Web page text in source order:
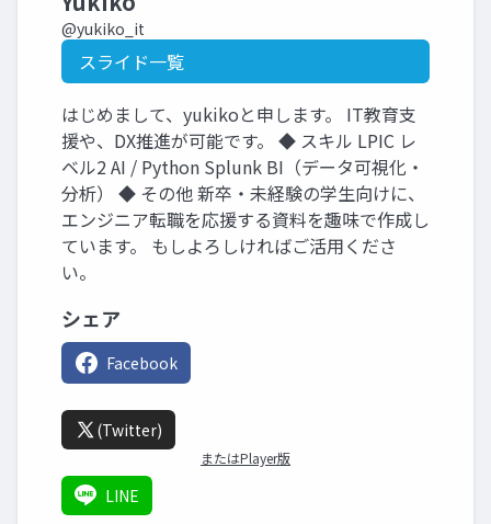
@yukiko_it
スライド一覧
はじめまして、yukikoと申します。 IT教育支
援や、DX推進が可能です。 ◆ スキル LPIC レ
ベル2 AI / Python Splunk BI（データ可視化・
分析） ◆ その他 新卒・未経験の学生向けに、
エンジニア転職を応援する資料を趣味で作成し
ています。 もしよろしければご活用くださ
い。
シェア
Facebook
(Twitter)
またはPlayer版
LINE